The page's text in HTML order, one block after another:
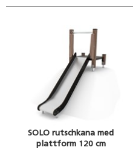
SOLO rutschkana med
plattform 120 cm